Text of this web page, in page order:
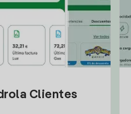
Clientes